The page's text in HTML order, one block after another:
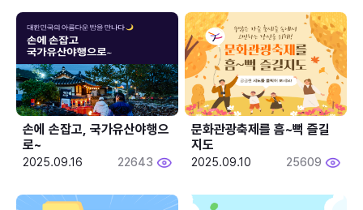
손에 손잡고, 국가유산야행으
로~
2025.09.16 22643
문화관광축제를 흠~뻑 즐길
지도
2025.09.10 25609